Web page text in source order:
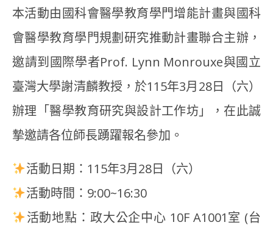
本活動由國科會醫學教育學門增能計畫與國科
會醫學教育學門規劃研究推動計畫聯合主辦，
邀請到國際學者Prof. Lynn Monrouxe與國立
臺灣大學謝清麟教授，於115年3月28日（六）
辦理「醫學教育研究與設計工作坊」，在此誠
摯邀請各位師長踴躍報名參加。
活動日期：115年3月28日（六）
活動時間：9:00~16:30
活動地點：政大公企中心 10F A1001室 (台